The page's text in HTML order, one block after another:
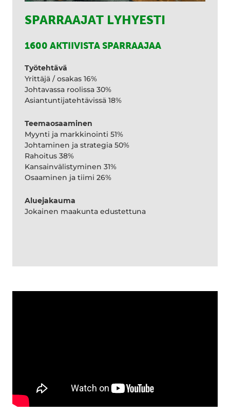
SPARRAAJAT LYHYESTI
1600 AKTIIVISTA SPARRAAJAA
Työtehtävä
Yrittäjä / osakas 16%
Johtavassa roolissa 30%
Asiantuntijatehtävissä 18%
Teemaosaaminen
Myynti ja markkinointi 51%
Johtaminen ja strategia 50%
Rahoitus 38%
Kansainvälistyminen 31%
Osaaminen ja tiimi 26%
Aluejakauma
Jokainen maakunta edustettuna